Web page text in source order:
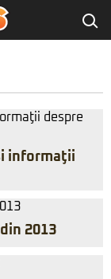
informaţii
2013